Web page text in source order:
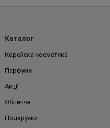
Каталог
Корейска косметика
Парфуми
Акції
Обличчя
Подарунки